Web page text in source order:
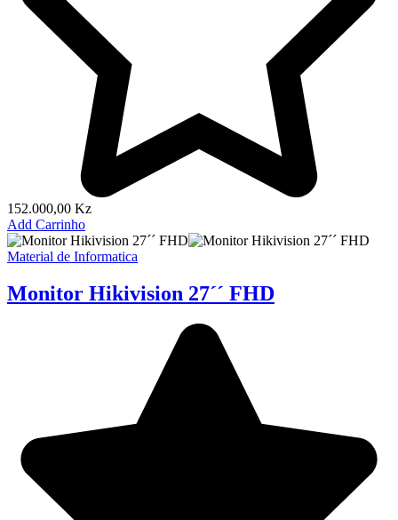
152.000,00 Kz
Add Carrinho
Material de Informatica
Monitor Hikivision 27´´ FHD